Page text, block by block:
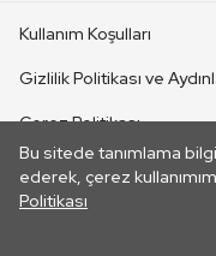
Bu sitede tanımlama
ederek, çerez
Politikası
CANLI YAYINLAR
Kullanım Koşulları
Gizlilik Politikası ve
Çerez Politikası
İletişim
Her hakkı saklıdır.